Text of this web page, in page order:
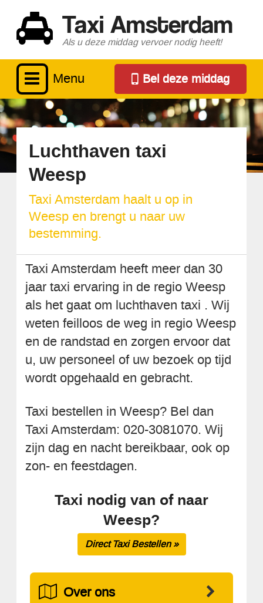
Taxi Amsterdam
Als u deze middag vervoer nodig heeft!
Menu Bel deze middag
Luchthaven taxi
Weesp
Taxi Amsterdam haalt u op in
Weesp en brengt u naar uw
bestemming.
Taxi Amsterdam heeft meer dan 30
jaar taxi ervaring in de regio Weesp
als het gaat om luchthaven taxi . Wij
weten feilloos de weg in regio Weesp
en de randstad en zorgen ervoor dat
u, uw personeel of uw bezoek op tijd
wordt opgehaald en gebracht.
Taxi bestellen in Weesp? Bel dan
Taxi Amsterdam: 020-3081070. Wij
zijn dag en nacht bereikbaar, ook op
zon- en feestdagen.
Taxi nodig van of naar
Weesp?
Direct Taxi Bestellen »
Over ons